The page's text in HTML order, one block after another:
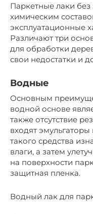
Паркетные лаки без
химическим
эксплуатационные
Различают три
для обработки
свои недостатки и
Водные
Основным
водной основе
также отсутствие
входят
такого средства
влаги, а затем
на поверхности
защитная пленка.
Водный лак для